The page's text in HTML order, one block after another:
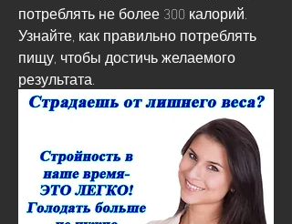
потреблять не более 300 калорий.
Узнайте, как правильно потреблять
пищу, чтобы достичь желаемого
результата.